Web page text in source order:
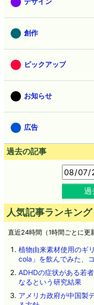
創作
ピックアップ
お知らせ
広告
過去の記事
過
人気記事ランキング
直近24時間（1時間ごとに更
植物由来素材使用のギ
cola」を飲んでみた、
ADHDの症状がある若
なるという研究結果
アメリカ政府が中国製